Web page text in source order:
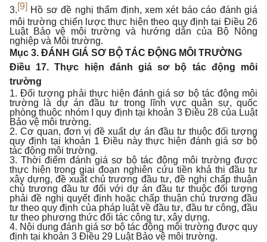
3.[9] Hồ sơ đề nghị thẩm định, xem xét báo cáo đánh giá
môi trường chiến lược thực hiện theo quy định tại Điều 26
Luật Bảo vệ môi trường và hướng dẫn của Bộ Nông
nghiệp và Môi trường.
Mục 3. ĐÁNH GIÁ SƠ BỘ TÁC ĐỘNG MÔI TRƯỜNG
Điều 17. Thực hiện đánh giá sơ bộ tác động môi
trường
1. Đối tượng phải thực hiện đánh giá sơ bộ tác động môi
trường là dự án đầu tư trong lĩnh vực quân sự, quốc
phòng thuộc nhóm I quy định tại khoản 3 Điều 28 của Luật
Bảo vệ môi trường.
2. Cơ quan, đơn vị đề xuất dự án đầu tư thuộc đối tượng
quy định tại khoản 1 Điều này thực hiện đánh giá sơ bộ
tác động môi trường.
3. Thời điểm đánh giá sơ bộ tác động môi trường được
thực hiện trong giai đoạn nghiên cứu tiền khả thi đầu tư
xây dựng, đề xuất chủ trương đầu tư, đề nghị chấp thuận
chủ trương đầu tư đối với dự án đầu tư thuộc đối tượng
phải đề nghị quyết định hoặc chấp thuận chủ trương đầu
tư theo quy định của pháp luật về đầu tư, đầu tư công, đầu
tư theo phương thức đối tác công tư, xây dựng.
4. Nội dung đánh giá sơ bộ tác động môi trường được quy
định tại khoản 3 Điều 29 Luật Bảo vệ môi trường.